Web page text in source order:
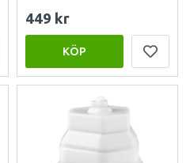
449 kr
KÖP